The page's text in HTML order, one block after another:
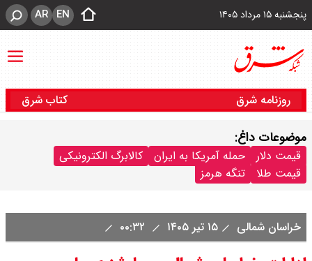
پنجشنبه ۱۵ مرداد ۱۴۰۵ EN
AR
روزنامه شرق کتاب شرق
موضوعات داغ:
قیمت دلار حمله آمریکا به ایران
کالابرگ الکترونیکی
قیمت طلا
تنگه هرمز
خراسان شمالی ۱۵ تیر ۱۴۰۵